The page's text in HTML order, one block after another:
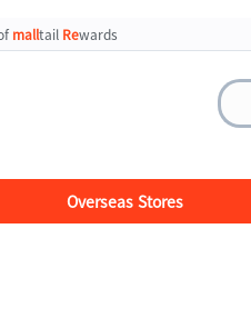
malltail Rewards
Overseas Stores